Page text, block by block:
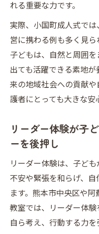
れる重要な力です。
実際、小国町成人式で
営に携わる例も多く見
子どもは、自然と周囲
出ても活躍できる素地
来の地域社会への貢献
護者にとっても大きな安
リーダー体験が子
ーを後押し
リーダー体験は、子ど
不安や緊張を和らげ、
ます。熊本市中央区や
教室では、リーダー体
自ら考え、行動する力を